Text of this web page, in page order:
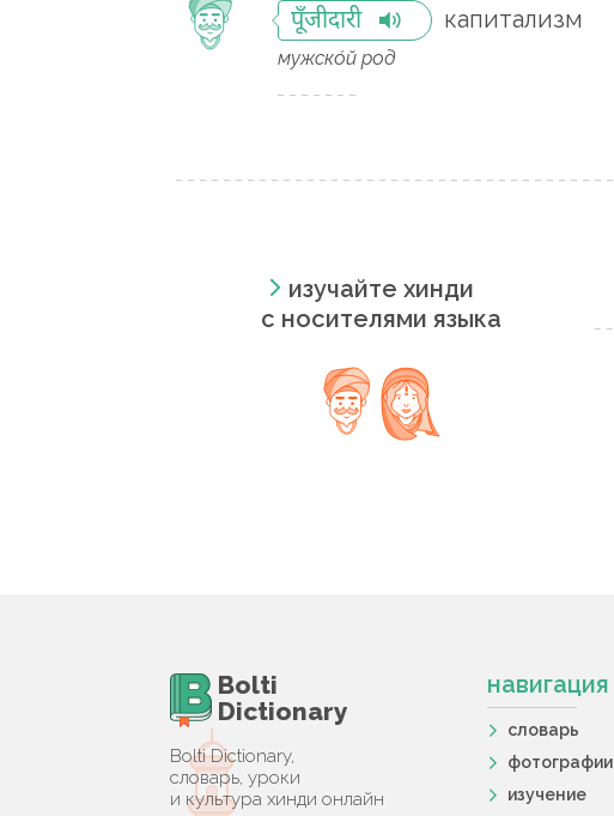
पूँजीदारी капитализм
мужско́й род
изучайте хинди
с носителями языка
Bolti
Dictionary
Bolti Dictionary,
словарь, уроки
и культура хинди онлайн
навигация
словарь
фотографии
изучение